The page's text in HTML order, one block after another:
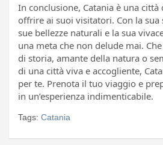
In conclusione, Catania è una
offrire ai suoi visitatori. Con la
sue bellezze naturali e la sua
una meta che non delude mai.
di storia, amante della natura o
di una città viva e accogliente,
per te. Prenota il tuo viaggio e
in un’esperienza indimenticabile.
Tags: Catania